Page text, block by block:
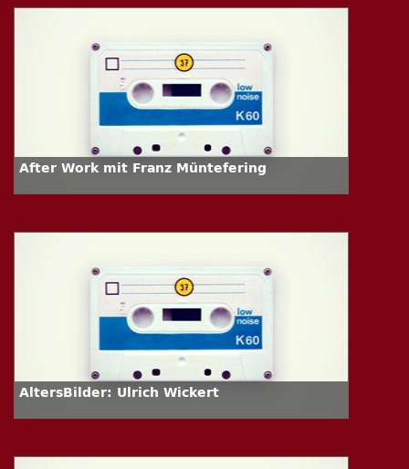
After Work mit Franz Müntefering
AltersBilder: Ulrich Wickert